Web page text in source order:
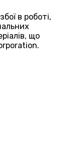
в роботі,
що
.